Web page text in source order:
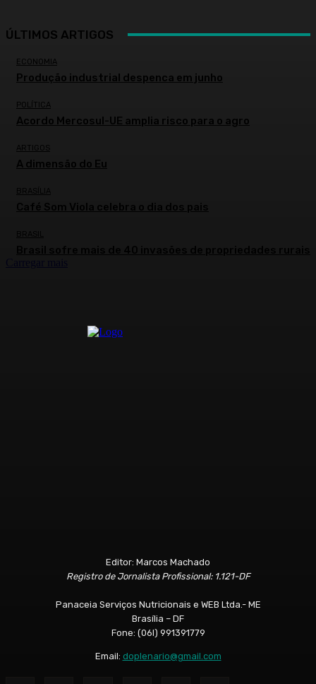
ÚLTIMOS ARTIGOS
ECONOMIA
Produção industrial despenca em junho
POLÍTICA
Acordo Mercosul-UE amplia risco para o agro
ARTIGOS
A dimensão do Eu
BRASÍLIA
Editor: Marcos Machado
Registro de Jornalista Profissional: 1.121-DF
Panaceia Serviços Nutricionais e WEB Ltda.- ME
Brasília – DF
Fone: (06l) 991391779
Email: doplenario@gmail.com